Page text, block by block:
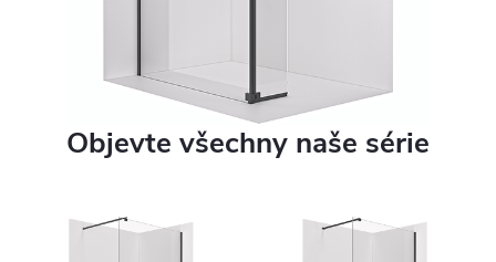
Objevte všechny naše série